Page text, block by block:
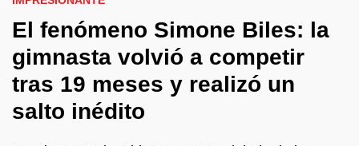
El fenómeno Simone Biles: la
gimnasta volvió a competir
tras 19 meses y realizó un
salto inédito